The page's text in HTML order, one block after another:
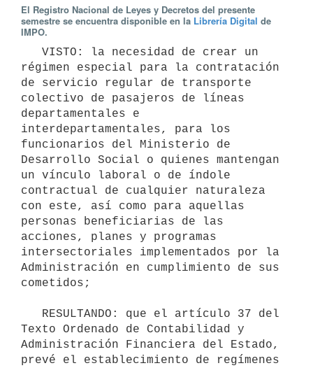
El Registro Nacional de Leyes y Decretos del presente
semestre se encuentra disponible en la Librería Digital de
IMPO.
régimen especial para la contratación
de servicio regular de transporte
colectivo de pasajeros de líneas
departamentales e
interdepartamentales, para los
funcionarios del Ministerio de
Desarrollo Social o quienes mantengan
un vínculo laboral o de índole
contractual de cualquier naturaleza
con este, así como para aquellas
personas beneficiarias de las
acciones, planes y programas
intersectoriales implementados por la
Administración en cumplimiento de sus
cometidos;
Texto Ordenado de Contabilidad y
Administración Financiera del Estado,
prevé el establecimiento de regímenes